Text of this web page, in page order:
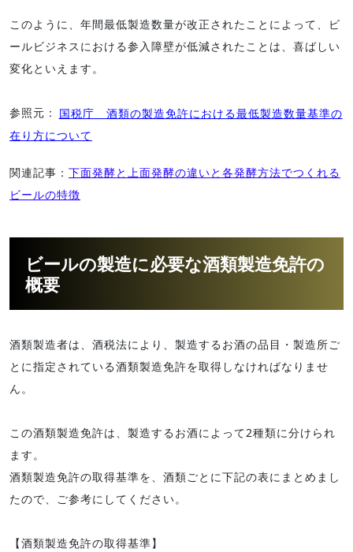
このように、年間最低製造数量が改正されたことによって、ビ
ールビジネスにおける参入障壁が低減されたことは、喜ばしい
変化といえます。
参照元： 国税庁 酒類の製造免許における最低製造数量基準の
在り方について
関連記事： 下面発酵と上面発酵の違いと各発酵方法でつくれる
ビールの特徴
ビールの製造に必要な酒類製造免許の
概要
酒類製造者は、酒税法により、製造するお酒の品目・製造所ご
とに指定されている酒類製造免許を取得しなければなりませ
ん。
この酒類製造免許は、製造するお酒によって2種類に分けられ
ます。
酒類製造免許の取得基準を、酒類ごとに下記の表にまとめまし
たので、ご参考にしてください。
【酒類製造免許の取得基準】